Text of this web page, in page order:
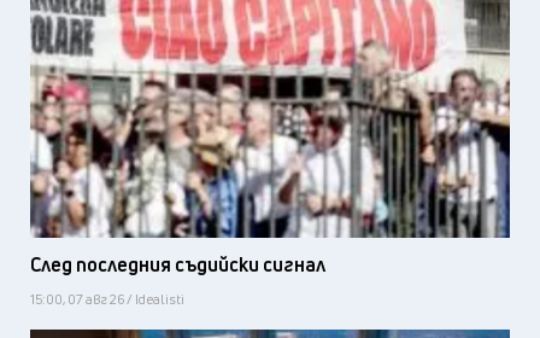
След последния съдийски сигнал
15:00, 07 авг 26 / Idealisti